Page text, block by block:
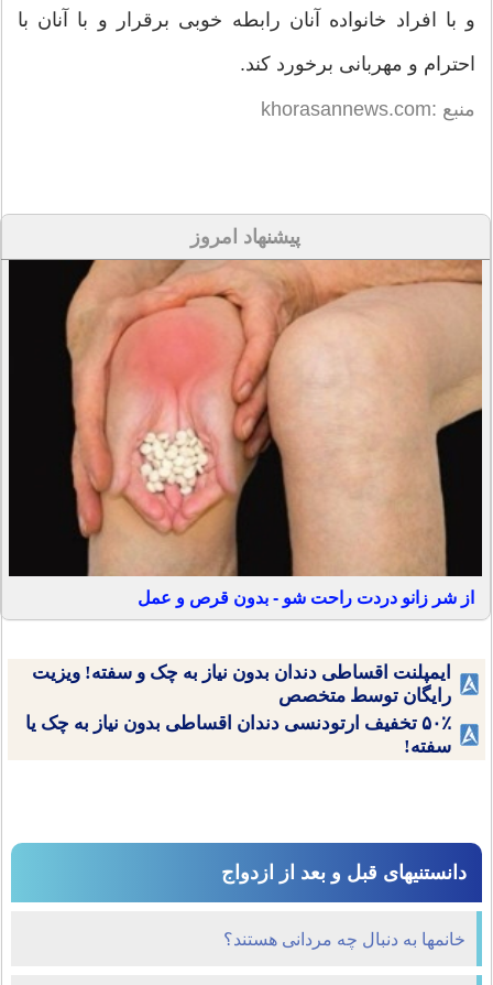
و با افراد خانواده آنان رابطه خوبی برقرار و با آنان با
احترام و مهربانی برخورد کند.
منبع :khorasannews.com
پیشنهاد امروز
از شر زانو دردت راحت شو - بدون قرص و عمل
ایمپلنت اقساطی دندان بدون نیاز به چک و سفته! ویزیت
رایگان توسط متخصص
۵۰٪ تخفیف ارتودنسی دندان اقساطی بدون نیاز به چک یا
سفته!
دانستنیهای قبل و بعد از ازدواج
خانمها به دنبال چه مردانی هستند؟